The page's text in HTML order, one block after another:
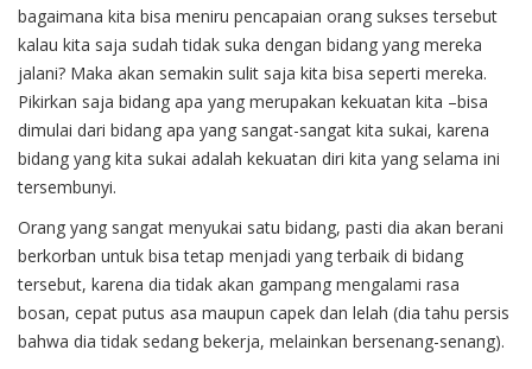
bagaimana kita bisa meniru pencapaian orang sukses tersebut
kalau kita saja sudah tidak suka dengan bidang yang mereka
jalani? Maka akan semakin sulit saja kita bisa seperti mereka.
Pikirkan saja bidang apa yang merupakan kekuatan kita –bisa
dimulai dari bidang apa yang sangat-sangat kita sukai, karena
bidang yang kita sukai adalah kekuatan diri kita yang selama ini
tersembunyi.
Orang yang sangat menyukai satu bidang, pasti dia akan berani
berkorban untuk bisa tetap menjadi yang terbaik di bidang
tersebut, karena dia tidak akan gampang mengalami rasa
bosan, cepat putus asa maupun capek dan lelah (dia tahu persis
bahwa dia tidak sedang bekerja, melainkan bersenang-senang).